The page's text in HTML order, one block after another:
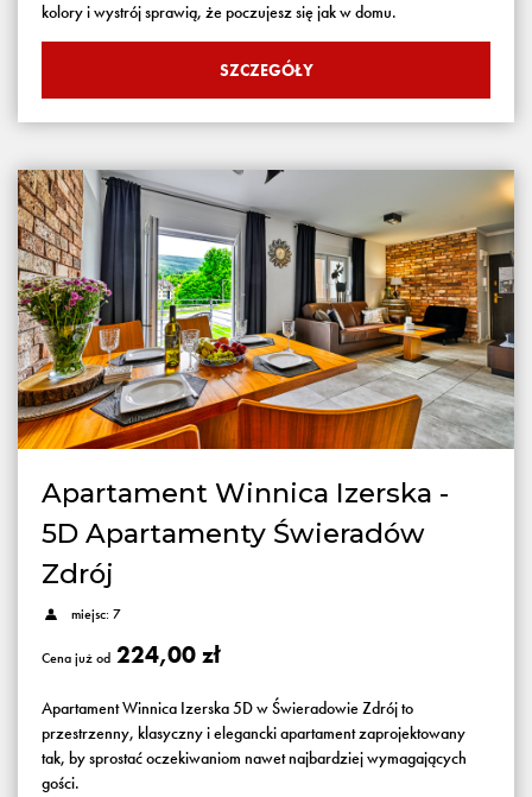
kolory i wystrój sprawią, że poczujesz się jak w domu.
SZCZEGÓŁY
Apartament Winnica Izerska -
5D Apartamenty Świeradów
Zdrój
miejsc: 7
Cena już od 224,00 zł
Apartament Winnica Izerska 5D w Świeradowie Zdrój to
przestrzenny, klasyczny i elegancki apartament zaprojektowany
tak, by sprostać oczekiwaniom nawet najbardziej wymagających
gości.